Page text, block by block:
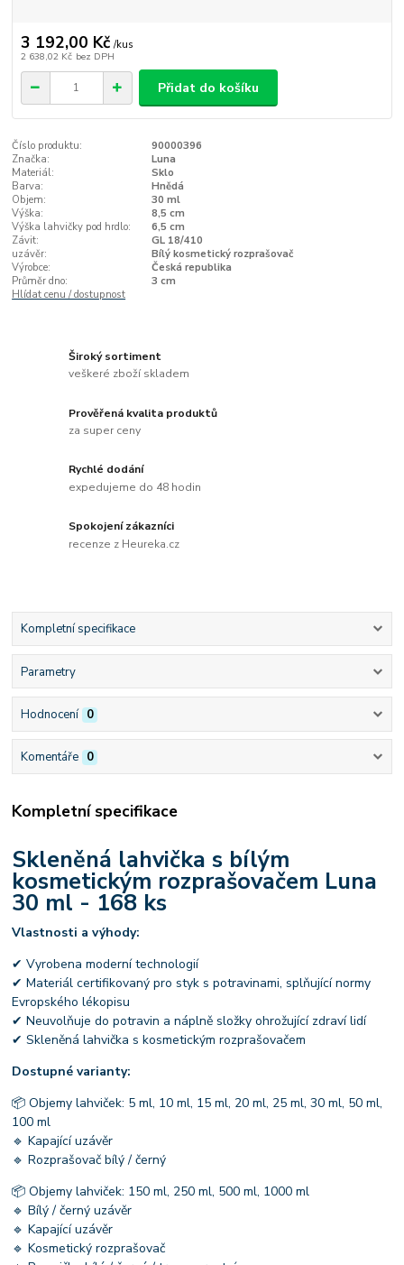
3 192,00 Kč /kus
2 638,02 Kč bez DPH
Přidat do košíku
Číslo produktu:
90000396
Značka:
Luna
Materiál:
Sklo
Barva:
Hnědá
Objem:
30 ml
Výška:
8,5 cm
Výška lahvičky pod hrdlo:
6,5 cm
Závit:
GL 18/410
uzávěr:
Bílý kosmetický rozprašovač
Výrobce:
Česká republika
Průměr dno:
3 cm
Hlídat cenu / dostupnost
Široký sortiment
veškeré zboží skladem
Prověřená kvalita produktů
za super ceny
Rychlé dodání
expedujeme do 48 hodin
Spokojení zákazníci
recenze z Heureka.cz
Kompletní specifikace
Parametry
Hodnocení 0
Komentáře 0
Kompletní specifikace
Skleněná lahvička s bílým
kosmetickým rozprašovačem Luna
30 ml - 168 ks
Vlastnosti a výhody:
✔ Vyrobena moderní technologií
✔ Materiál certifikovaný pro styk s potravinami, splňující normy
Evropského lékopisu
✔ Neuvolňuje do potravin a náplně složky ohrožující zdraví lidí
✔ Skleněná lahvička s kosmetickým rozprašovačem
Dostupné varianty:
📦 Objemy lahviček: 5 ml, 10 ml, 15 ml, 20 ml, 25 ml, 30 ml, 50 ml,
100 ml
🔹 Kapající uzávěr
🔹 Rozprašovač bílý / černý
📦 Objemy lahviček: 150 ml, 250 ml, 500 ml, 1000 ml
🔹 Bílý / černý uzávěr
🔹 Kapající uzávěr
🔹 Kosmetický rozprašovač